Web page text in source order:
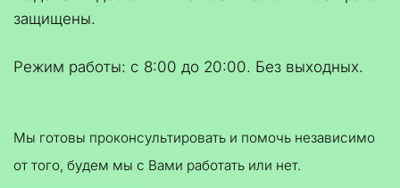
защищены.
Режим работы: с 8:00 до 20:00. Без выходных.
Мы готовы проконсультировать и помочь независимо
от того, будем мы с Вами работать или нет.